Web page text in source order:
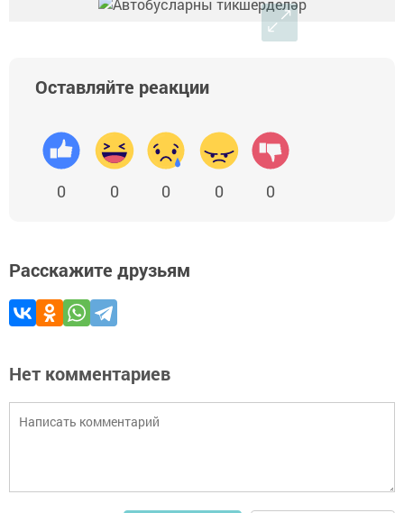
Оставляйте реакции
0 0 0 0 0
Расскажите друзьям
Нет комментариев